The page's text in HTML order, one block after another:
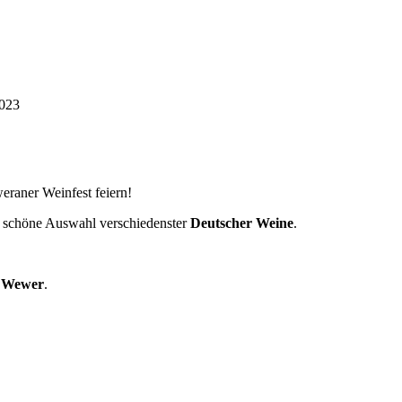
Weinfest feiern!
schöne Auswahl verschiedensterDeutscher Weine.
.